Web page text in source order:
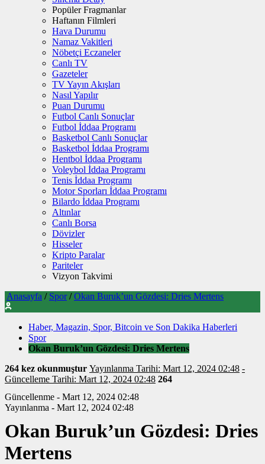
Popüler Fragmanlar
Haftanın Filmleri
Hava Durumu
Namaz Vakitleri
Nöbetçi Eczaneler
Canlı TV
Gazeteler
TV Yayın Akışları
Nasıl Yapılır
Puan Durumu
Futbol Canlı Sonuçlar
Futbol İddaa Programı
Basketbol Canlı Sonuçlar
Basketbol İddaa Programı
Hentbol İddaa Programı
Voleybol İddaa Programı
Tenis İddaa Programı
Motor Sporları İddaa Programı
Bilardo İddaa Programı
Altınlar
Canlı Borsa
Dövizler
Hisseler
Kripto Paralar
Pariteler
Vizyon Takvimi
Anasayfa / Spor / Okan Buruk’un Gözdesi: Dries Mertens
Haber, Magazin, Spor, Bitcoin ve Son Dakika Haberleri
Spor
Okan Buruk’un Gözdesi: Dries Mertens
264 kez okunmuştur Yayınlanma Tarihi: Mart 12, 2024 02:48 -
Güncelleme Tarihi: Mart 12, 2024 02:48 264
Güncellenme - Mart 12, 2024 02:48
Yayınlanma - Mart 12, 2024 02:48
Okan Buruk’un Gözdesi: Dries
Mertens